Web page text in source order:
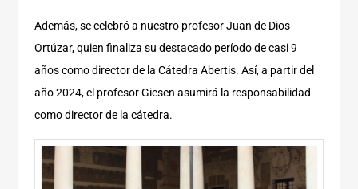
Además, se celebró a nuestro profesor Juan de Dios
Ortúzar, quien finaliza su destacado período de casi 9
años como director de la Cátedra Abertis. Así, a partir del
año 2024, el profesor Giesen asumirá la responsabilidad
como director de la cátedra.